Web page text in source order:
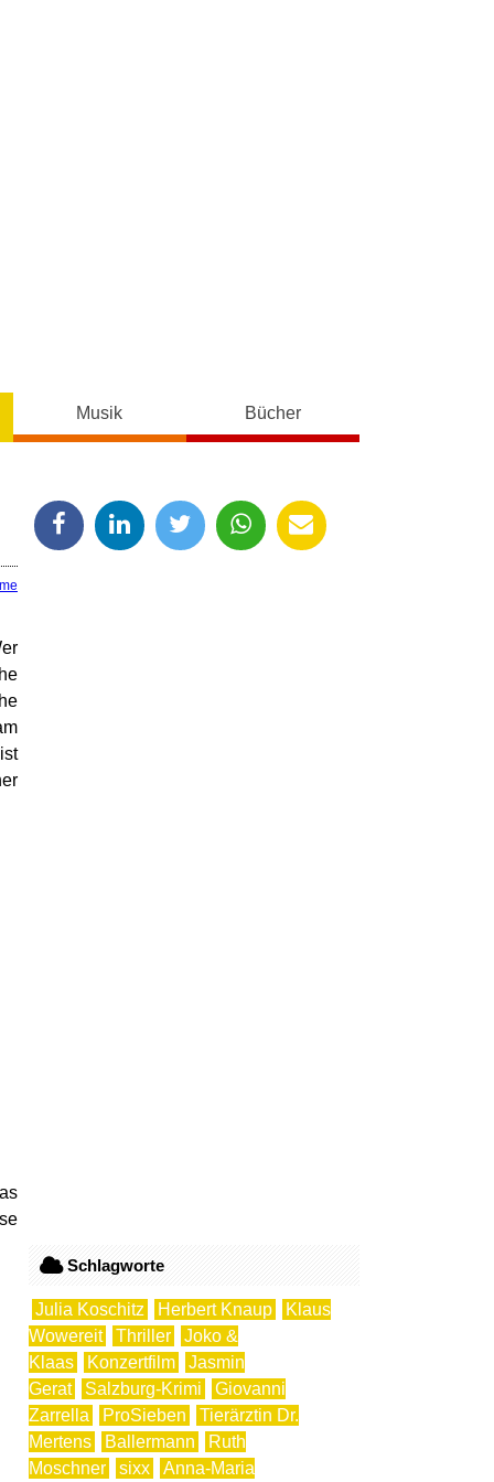
Musik Bücher
Schlagworte
Julia Koschitz Herbert Knaup
Klaus
Wowereit
Thriller
Joko &
Klaas
Konzertfilm
Jasmin
Gerat
Salzburg-Krimi
Giovanni
Zarrella
ProSieben
Tierärztin Dr.
Mertens
Ballermann
Ruth
Moschner
sixx
Anna-Maria